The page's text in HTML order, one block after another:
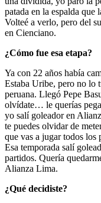
patada en la espalda que
Volteé a verlo, pero del
en Cienciano.
¿Cómo fue esa etapa?
Ya con 22 años había
Estaba Uribe, pero no lo
peruana. Llegó Pepe
olvídate… le querías
yo salí goleador en
te puedes olvidar de
que vas a jugar todos los
Esa temporada salí
partidos. Quería
Alianza Lima.
¿Qué decidiste?